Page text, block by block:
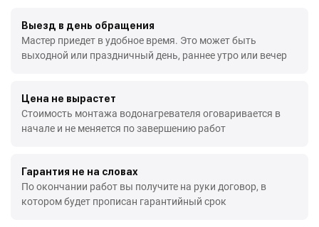
Выезд в день обращения
Мастер приедет в удобное время. Это может быть
выходной или праздничный день, раннее утро или вечер
Цена не вырастет
Стоимость монтажа водонагревателя оговаривается в
начале и не меняется по завершению работ
Гарантия не на словах
По окончании работ вы получите на руки договор, в
котором будет прописан гарантийный срок